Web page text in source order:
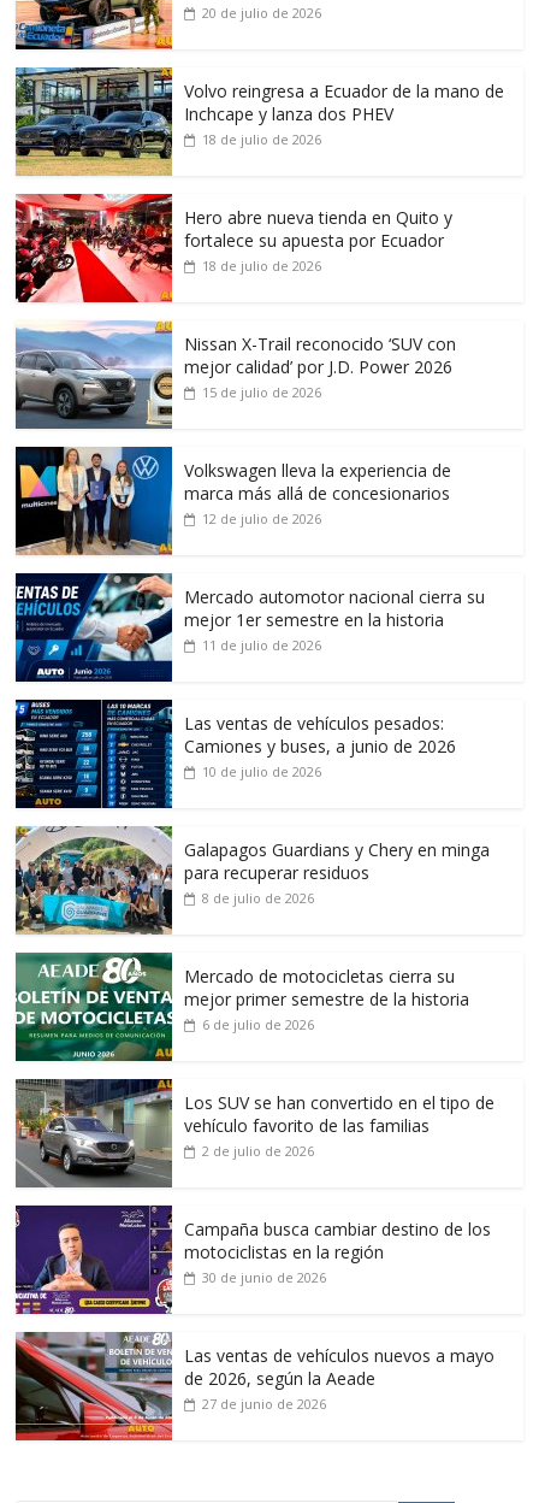
20 de julio de 2026
Volvo reingresa a Ecuador de la mano de
Inchcape y lanza dos PHEV
18 de julio de 2026
Hero abre nueva tienda en Quito y
fortalece su apuesta por Ecuador
18 de julio de 2026
Nissan X-Trail reconocido ‘SUV con
mejor calidad’ por J.D. Power 2026
15 de julio de 2026
Volkswagen lleva la experiencia de
marca más allá de concesionarios
12 de julio de 2026
Mercado automotor nacional cierra su
mejor 1er semestre en la historia
11 de julio de 2026
Las ventas de vehículos pesados:
Camiones y buses, a junio de 2026
10 de julio de 2026
Galapagos Guardians y Chery en minga
para recuperar residuos
8 de julio de 2026
Mercado de motocicletas cierra su
mejor primer semestre de la historia
6 de julio de 2026
Los SUV se han convertido en el tipo de
vehículo favorito de las familias
2 de julio de 2026
Campaña busca cambiar destino de los
motociclistas en la región
30 de junio de 2026
Las ventas de vehículos nuevos a mayo
de 2026, según la Aeade
27 de junio de 2026